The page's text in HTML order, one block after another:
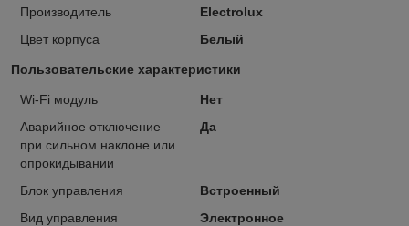
Производитель
Electrolux
Цвет корпуса
Белый
Пользовательские характеристики
Wi-Fi модуль
Нет
Аварийное отключение
при сильном наклоне или
опрокидывании
Да
Блок управления
Встроенный
Вид управления
Электронное